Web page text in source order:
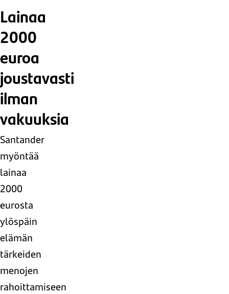
Lainaa
2000
euroa
joustavasti
ilman
vakuuksia
Santander
myöntää
lainaa
2000
eurosta
ylöspäin
elämän
tärkeiden
menojen
rahoittamiseen